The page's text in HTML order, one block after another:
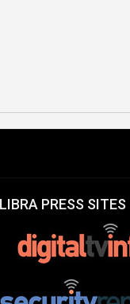
LIBRA PRESS SITES